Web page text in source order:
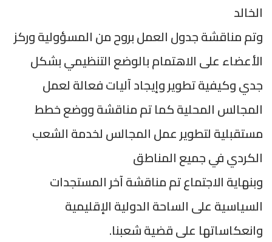
الخالد
وتم مناقشة جدول العمل بروح من المسؤولية وركز
الأعضاء على الاهتمام بالوضع التنظيمي بشكل
جدي وكيفية تطوير وإيجاد آليات فعالة لعمل
المجالس المحلية كما تم مناقشة ووضع خطط
مستقبلية لتطوير عمل المجالس لخدمة الشعب
الكردي في جميع المناطق
وبنهاية الاجتماع تم مناقشة آخر المستجدات
السياسية على الساحة الدولية الإقليمية
وانعكاساتها على قضية شعبنا.